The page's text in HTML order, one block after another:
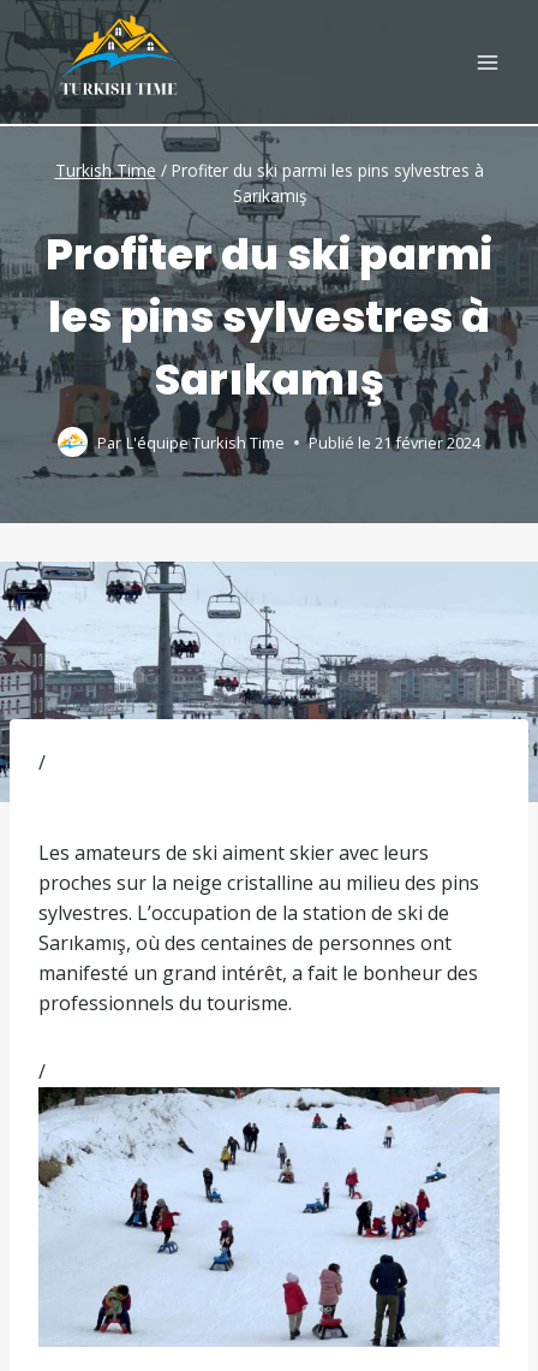
Skip
to
content
Turkish Time / Profiter du ski parmi les pins sylvestres à
Sarıkamış
Profiter du ski parmi
les pins sylvestres à
Sarıkamış
ParL'équipe Turkish Time Publié le 21 février 2024
/
Les amateurs de ski aiment skier avec leurs
proches sur la neige cristalline au milieu des pins
sylvestres. L’occupation de la station de ski de
Sarıkamış, où des centaines de personnes ont
manifesté un grand intérêt, a fait le bonheur des
professionnels du tourisme.
/